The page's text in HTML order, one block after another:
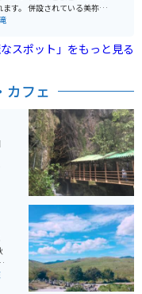
す。 併設されている美祢市
釣りを楽しむことができ、
スポット」をもっと見る
カフェ